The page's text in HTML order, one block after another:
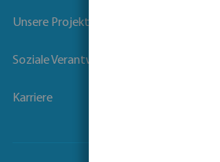
Unsere Projekte
Soziale Verantwortung der Unternehmen
Karriere